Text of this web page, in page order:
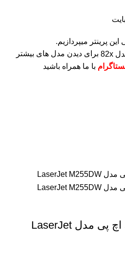
پرینتر میپردازیم.
برای دیدن مدل های بیشتر
با ما همراه باشید
پرینتر لیزری رنگی اچ پی مدل LaserJet